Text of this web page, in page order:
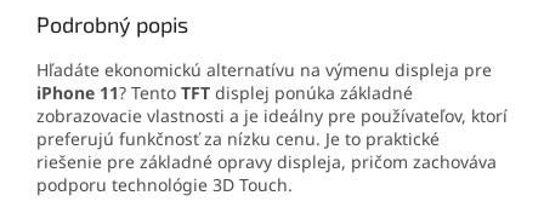
Podrobný popis
Hľadáte ekonomickú alternatívu na výmenu displeja pre
iPhone 11? Tento TFT displej ponúka základné
zobrazovacie vlastnosti a je ideálny pre používateľov, ktorí
preferujú funkčnosť za nízku cenu. Je to praktické
riešenie pre základné opravy displeja, pričom zachováva
podporu technológie 3D Touch.